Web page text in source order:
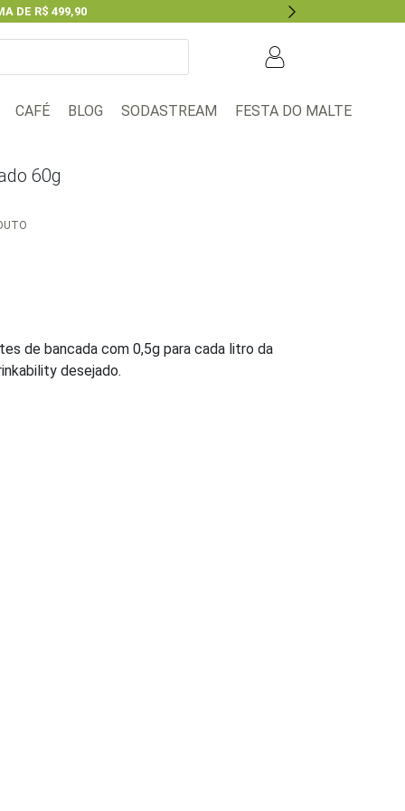
DE R$ 499,90
Next
CAFÉ BLOG SODASTREAM FESTA DO MALTE
60g
de bancada com 0,5g para cada litro da
desejado.